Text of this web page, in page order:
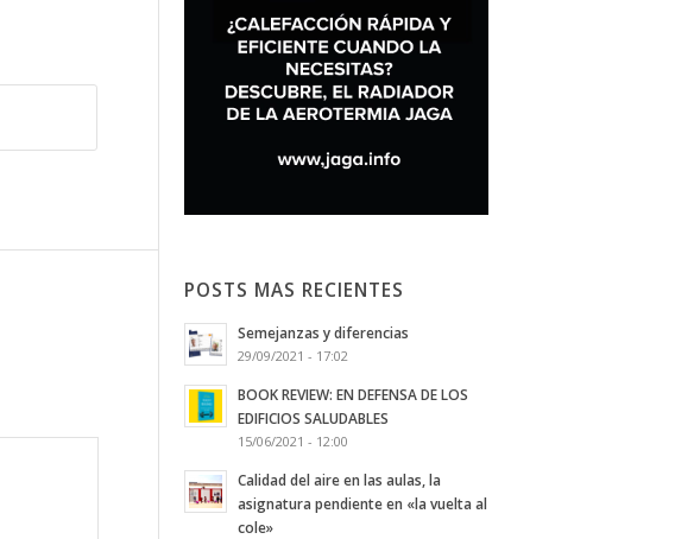
POSTS MAS RECIENTES
Semejanzas y diferencias
29/09/2021 - 17:02
BOOK REVIEW: EN DEFENSA DE LOS
EDIFICIOS SALUDABLES
15/06/2021 - 12:00
Calidad del aire en las aulas, la
asignatura pendiente en «la vuelta al
cole»